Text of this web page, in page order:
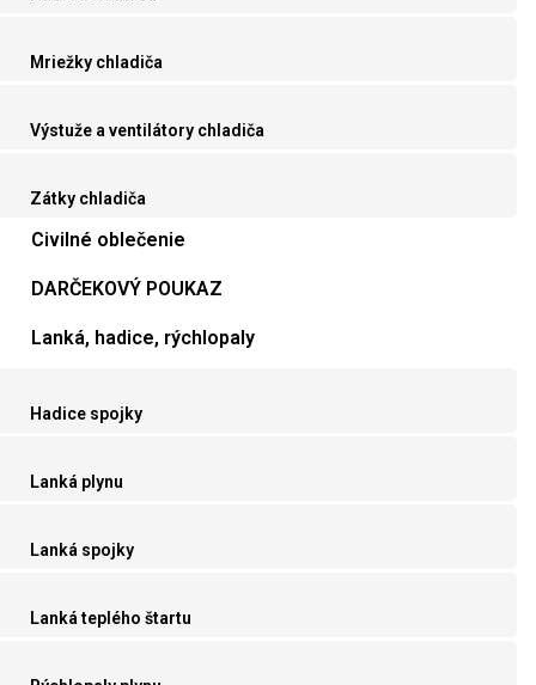
Mriežky chladiča
Výstuže a ventilátory chladiča
Zátky chladiča
Civilné oblečenie
DARČEKOVÝ POUKAZ
Lanká, hadice, rýchlopaly
Hadice spojky
Lanká plynu
Lanká spojky
Lanká teplého štartu